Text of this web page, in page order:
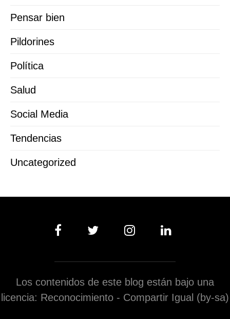
Pensar bien
Pildorines
Política
Salud
Social Media
Tendencias
Uncategorized
Los contenidos de este blog están bajo una
licencia: Reconocimiento - Compartir Igual (by-sa)